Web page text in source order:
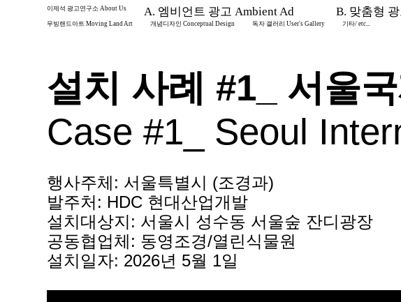
이제석 광고연구소 About Us A. 엠비언트 광고 Ambient Ad B. 맞춤형
무빙랜드아트 Moving Land Art
개념디자인 Conceptual Design 독자 갤러리 User's Gallery 기타/ etc...
설치 사례 #1_ 서울
Case #1_ Seoul
행사주체: 서울특별시 (조경과)
발주처: HDC 현대산업개발
설치대상지: 서울시 성수동 서울숲 잔디광장
공동협업체: 동영조경/열린식물원
설치일자: 2026년 5월 1일